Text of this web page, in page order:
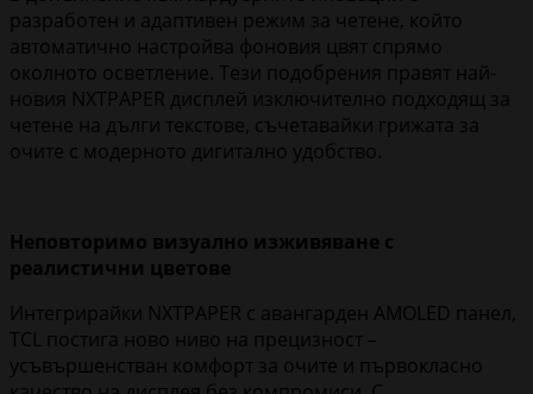
разработен и адаптивен режим за четене, който
автоматично настройва фоновия цвят спрямо
околното осветление. Тези подобрения правят най-
новия NXTPAPER дисплей изключително подходящ за
четене на дълги текстове, съчетавайки грижата за
очите с модерното дигитално удобство.
Неповторимо визуално изживяване с
реалистични цветове
Интегрирайки NXTPAPER с авангарден AMOLED панел,
TCL постига ново ниво на прецизност –
усъвършенстван комфорт за очите и първокласно